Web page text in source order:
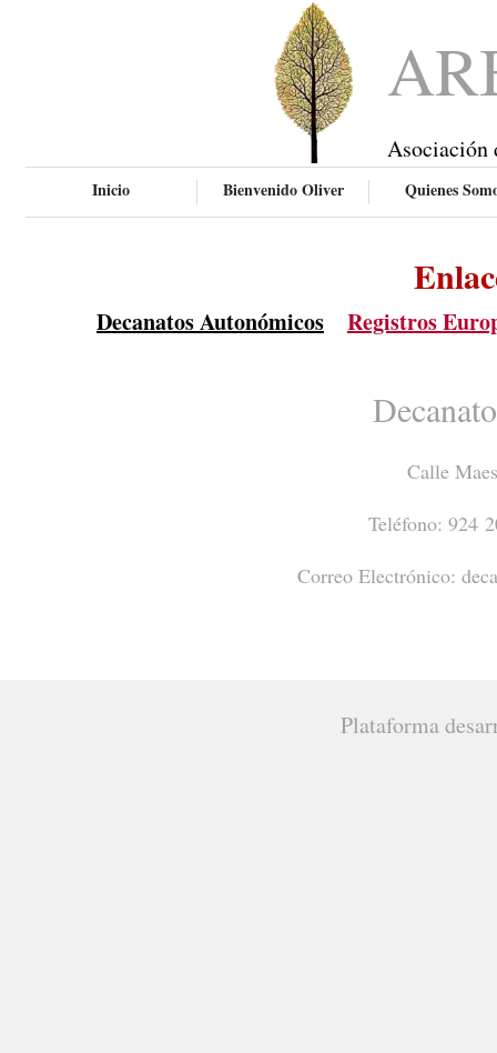
Asociación
Inicio Bienvenido Oliver Quienes
Decanatos Autonómicos Registros
Calle
Teléfono: 924
Correo Electrónico:
Plataforma